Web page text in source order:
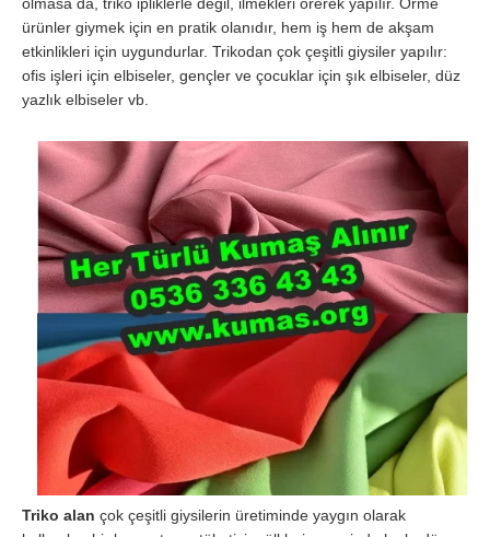
ürünler giymek için en pratik olanıdır, hem iş hem de akşam
etkinlikleri için uygundurlar. Trikodan çok çeşitli giysiler yapılır:
ofis işleri için elbiseler, gençler ve çocuklar için şık elbiseler, düz
yazlık elbiseler vb.
Triko alan çok çeşitli giysilerin üretiminde yaygın olarak